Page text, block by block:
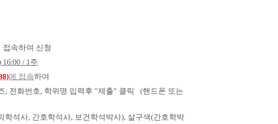
속하여 신청
16:00 / 1주
)에 접속하여
, 전화번호, 학위명 입력후 "제출" 클릭
(핸드폰 또는
석사, 간호학석사, 보건학석박사), 살구색(간호학박